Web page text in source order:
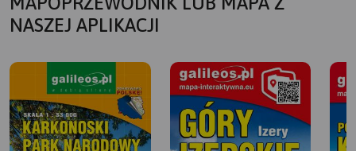
NASZEJ APLIKACJI